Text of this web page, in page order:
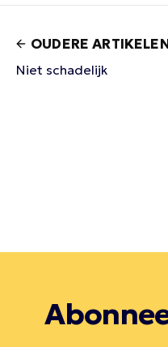
OUDERE
Niet schadelijk